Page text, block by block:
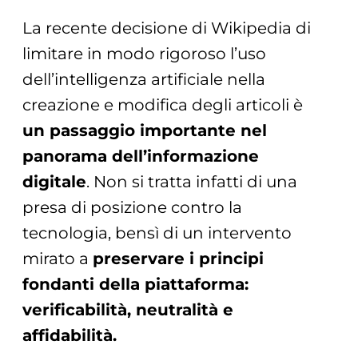
La recente decisione di Wikipedia di
limitare in modo rigoroso l’uso
dell’intelligenza artificiale nella
creazione e modifica degli articoli è
un passaggio importante nel
panorama dell’informazione
digitale. Non si tratta infatti di una
presa di posizione contro la
tecnologia, bensì di un intervento
mirato a preservare i principi
fondanti della piattaforma:
verificabilità, neutralità e
affidabilità.